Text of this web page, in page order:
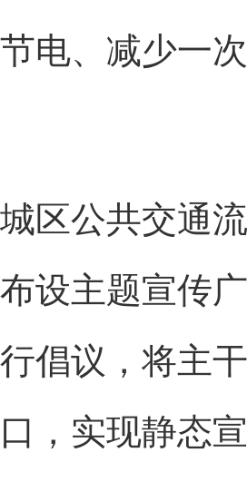
电、减少一
公共交通流
设主题宣传
倡议，将主
，实现静态